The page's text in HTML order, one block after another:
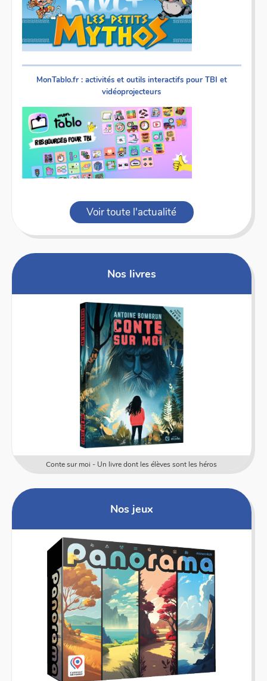
MonTablo.fr : activités et outils interactifs pour TBI et
vidéoprojecteurs
Voir toute l'actualité
Nos livres
Conte sur moi - Un livre dont les élèves sont les héros
Nos jeux